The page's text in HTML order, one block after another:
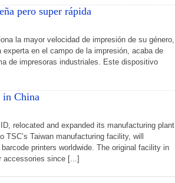
pero super rápida
la mayor velocidad de impresión de su género,
en el campo de la impresión, acaba de
de impresoras industriales. Este dispositivo
in China
relocated and expanded its manufacturing plant
Taiwan manufacturing facility, will
printers worldwide. The original facility in
accessories since [...]